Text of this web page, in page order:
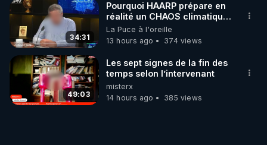
34:31
Pourquoi HAARP prépare en
réalité un CHAOS climatique,
on répond
La Puce à l'oreille
13 hours ago
374 views
49:03
Les sept signes de la fin des
temps selon l’intervenant
misterx
14 hours ago
385 views